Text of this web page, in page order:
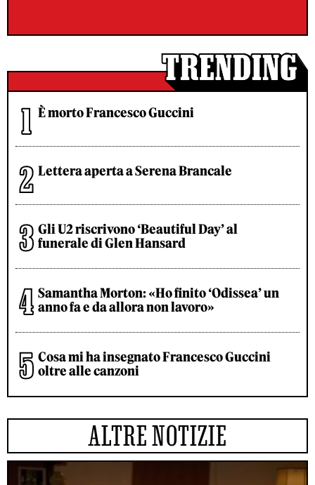
È morto Francesco Guccini
Lettera aperta a Serena Brancale
Gli U2 riscrivono ‘Beautiful Day’ al
funerale di Glen Hansard
Samantha Morton: «Ho finito ‘Odissea’ un
anno fa e da allora non lavoro»
Cosa mi ha insegnato Francesco Guccini
oltre alle canzoni
ALTRE NOTIZIE